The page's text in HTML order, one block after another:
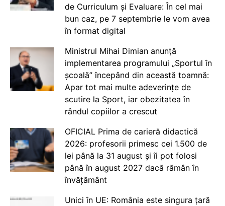
de Curriculum și Evaluare: În cel mai
bun caz, pe 7 septembrie le vom avea
în format digital
Ministrul Mihai Dimian anunță
implementarea programului „Sportul în
școală” începând din această toamnă:
Apar tot mai multe adeverințe de
scutire la Sport, iar obezitatea în
rândul copiilor a crescut
OFICIAL Prima de carieră didactică
2026: profesorii primesc cei 1.500 de
lei până la 31 august și îi pot folosi
până în august 2027 dacă rămân în
învățământ
Unici în UE: România este singura țară